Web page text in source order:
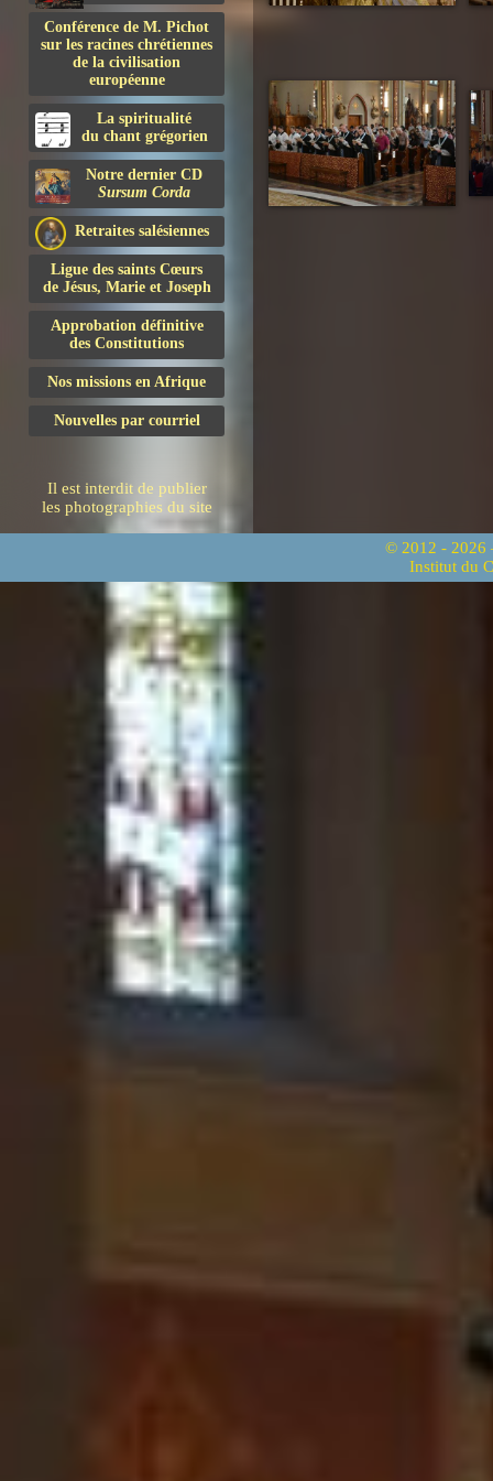
Conférence de M. Pichot
sur les racines chrétiennes
de la civilisation
européenne
La spiritualité
du chant grégorien
Notre dernier CD
Sursum Corda
Retraites salésiennes
Ligue des saints Cœurs
de Jésus, Marie et Joseph
Approbation définitive
des Constitutions
Nos missions en Afrique
Nouvelles par courriel
Il est interdit de publier
les photographies du site
© 2012 -
Institut du